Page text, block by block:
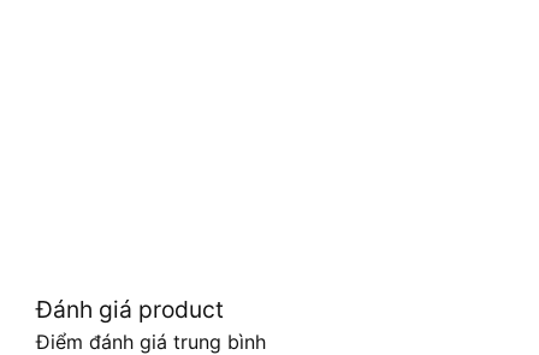
Đánh giá product
Điểm đánh giá trung bình